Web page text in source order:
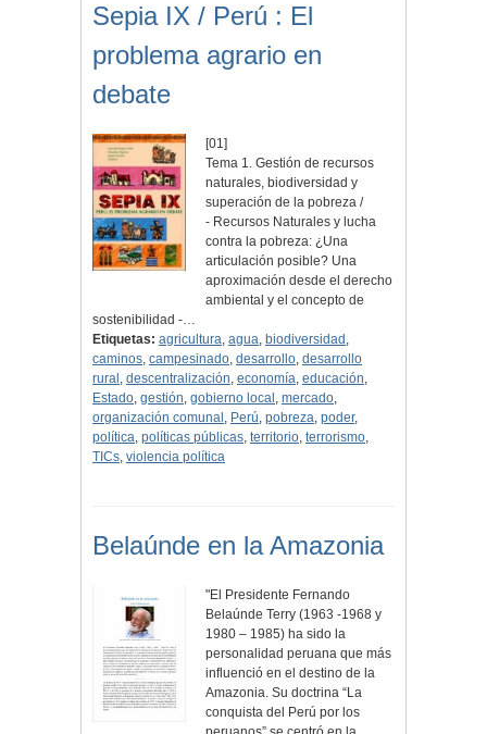
Sepia IX / Perú : El
problema agrario en
debate
[01]
Tema 1. Gestión de recursos
naturales, biodiversidad y
superación de la pobreza /
- Recursos Naturales y lucha
contra la pobreza: ¿Una
articulación posible? Una
aproximación desde el derecho
ambiental y el concepto de
sostenibilidad -…
Etiquetas: agricultura, agua, biodiversidad ,
caminos, campesinado, desarrollo, desarrollo
rural , descentralización, economía, educación,
Estado, gestión, gobierno local , mercado,
organización comunal , Perú, pobreza, poder,
política, políticas públicas, territorio, terrorismo,
TICs, violencia política
Belaúnde en la Amazonia
"El Presidente Fernando
Belaúnde Terry (1963 -1968 y
1980 – 1985) ha sido la
personalidad peruana que más
influenció en el destino de la
Amazonia. Su doctrina “La
conquista del Perú por los